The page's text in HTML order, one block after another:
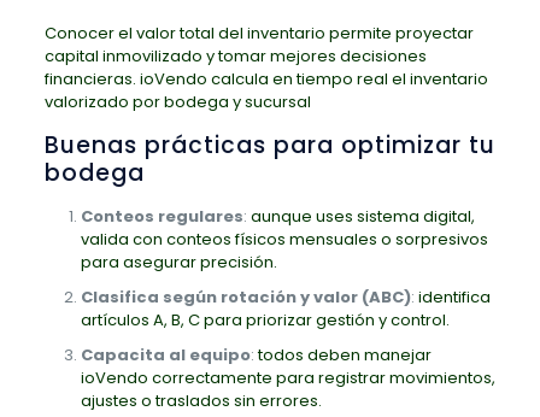
Conocer el valor total del inventario permite proyectar
capital inmovilizado y tomar mejores decisiones
financieras. ioVendo calcula en tiempo real el inventario
valorizado por bodega y sucursal
Buenas prácticas para optimizar tu
bodega
Conteos regulares: aunque uses sistema digital,
valida con conteos físicos mensuales o sorpresivos
para asegurar precisión.
Clasifica según rotación y valor (ABC): identifica
artículos A, B, C para priorizar gestión y control.
Capacita al equipo:todos deben manejar
ioVendo correctamente para registrar movimientos,
ajustes o traslados sin errores.